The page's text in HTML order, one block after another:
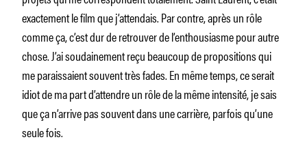
exactement le film que j’attendais. Par contre, après un rôle
comme ça, c’est dur de retrouver de l’enthousiasme pour autre
chose. J’ai soudainement reçu beaucoup de propositions qui
me paraissaient souvent très fades. En même temps, ce serait
idiot de ma part d’attendre un rôle de la même intensité, je sais
que ça n’arrive pas souvent dans une carrière, parfois qu’une
seule fois.